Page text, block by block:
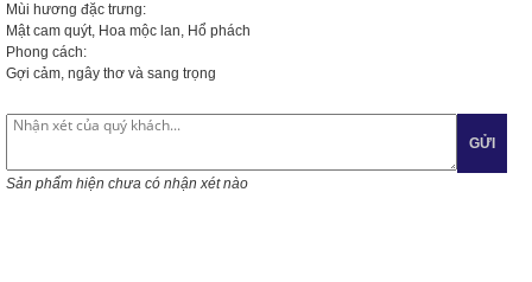
Mùi hương đặc trưng:
Mật cam quýt, Hoa mộc lan, Hổ phách
Phong cách:
Gợi cảm, ngây thơ và sang trọng
GỬI
Sản phẩm hiện chưa có nhận xét nào